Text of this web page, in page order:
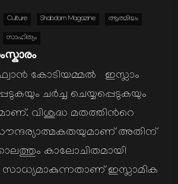
Culture Shabdam Magazine ആത്മിയം
സാഹിത്യം
കോടിയമ്മല്‍ ഇസ്ലാം
ചര്‍ച്ച ചെയ്യപ്പെടുകയും
വിശുദ്ധ മതത്തിന്‍റെ
അതിന്
കാലോചിതമായി
സാധ്യമാകുന്നതാണ് ഇസ്ലാമിക